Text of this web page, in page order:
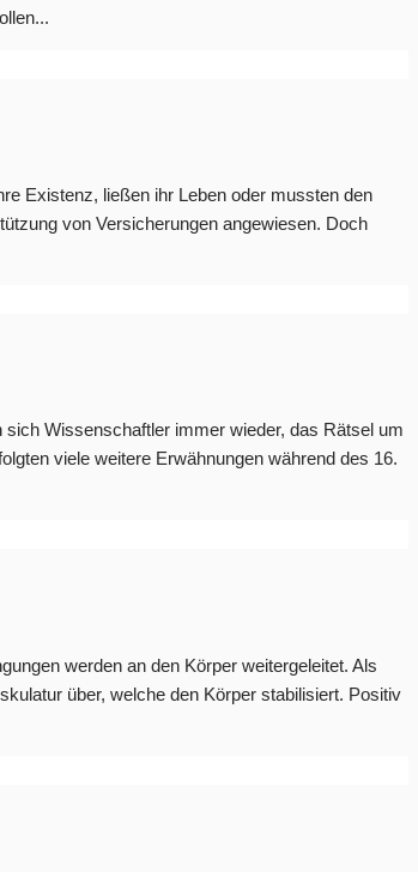
Existenz, ließen ihr Leben oder mussten den
von Versicherungen angewiesen. Doch
Wissenschaftler immer wieder, das Rätsel um
viele weitere Erwähnungen während des 16.
werden an den Körper weitergeleitet. Als
über, welche den Körper stabilisiert. Positiv